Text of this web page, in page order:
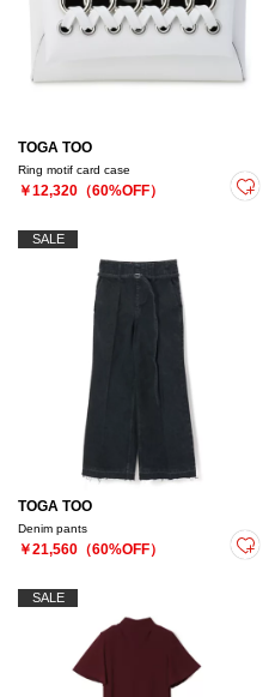
TOGA TOO
Ring motif card case
￥12,320（60%OFF）
SALE
TOGA TOO
Denim pants
￥21,560（60%OFF）
SALE